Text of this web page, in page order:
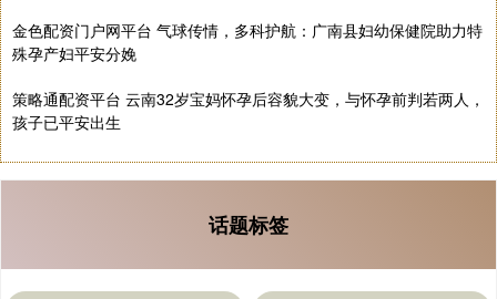
金色配资门户网平台 气球传情，多科护航：广南县妇幼保健院助力特
殊孕产妇平安分娩
策略通配资平台 云南32岁宝妈怀孕后容貌大变，与怀孕前判若两人，
孩子已平安出生
话题标签